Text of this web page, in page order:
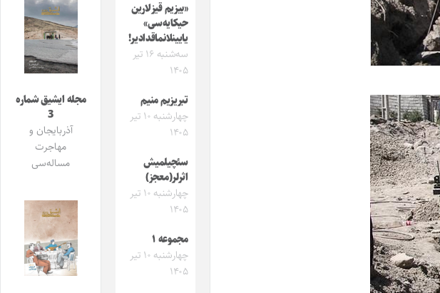
«بیزیم قیزلارین
حیکایه‌سی»
یایینلانماقدادیر!
سه‌شنبه ۱۶ تیر
۱۴۰۵
تبریزیم منیم
چهارشنبه ۱۰ تیر
۱۴۰۵
سئچیلمیش
اثرلر(معجز)
چهارشنبه ۱۰ تیر
۱۴۰۵
مجموعه ۱
چهارشنبه ۱۰ تیر
۱۴۰۵
مجله ایشیق شماره
3
آذربایجان و
مهاجرت
مساله‌سی